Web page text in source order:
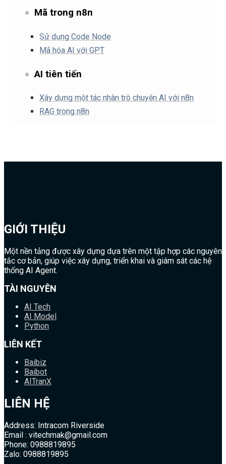
Mã trong n8n
Sử dụng Code Node
Mã hóa AI với GPT
AI tiên tiến
Xây dựng một tác nhân trò chuyện AI với n8n
RAG trong n8n
GIỚI THIỆU
Một nền tảng được xây dựng dựa trên một tập hợp các nguyên
tắc cơ bản, giúp việc xây dựng, triển khai và giám sát các hệ
thống AI Agent.
TÀI NGUYÊN
AI Tech
AI Model
Python
LIÊN KẾT
Baibiz
Baibot
AITranX
LIÊN HỆ
Address: Intracom Riverside
Email : vitechmak@gmail.com
Phone: 0988819895
Zalo: 0988819895